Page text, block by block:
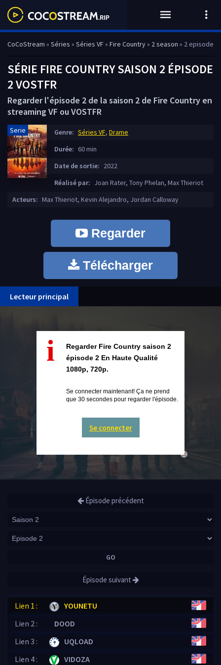
CoCoStream » Séries » Séries VF » Fire Country» 2 season » 2 episode
SÉRIE FIRE COUNTRY SAISON 2 ÉPISODE
2 VOSTFR
Regarder l'épisode 2 de la saison 2 de Fire Country en
streaming VF ou VOSTFR
Serie Genre: Séries VF, Drame
Durée: 60 min
Date de sortie: 2022
Réalisé par: Joan Rater, Tony Phelan, Max Thieriot
Acteurs: Max Thieriot, Kevin Alejandro, Jordan Calloway
Regarder
Télécharger
Lecteur principal
close
i
Regarder Fire Country saison 2
épisode 2 En Haute Qualité
1080p, 720p.
Se connecter maintenant! Ça ne prend
que 30 secondes pour regarder l'épisode.
Se connecter
Épisode précédent
GO
Épisode suivant
Lien 1 :
YOUNETU
Lien 2 :
DOOD
Lien 3 :
UQLOAD
Lien 4 :
VIDOZA